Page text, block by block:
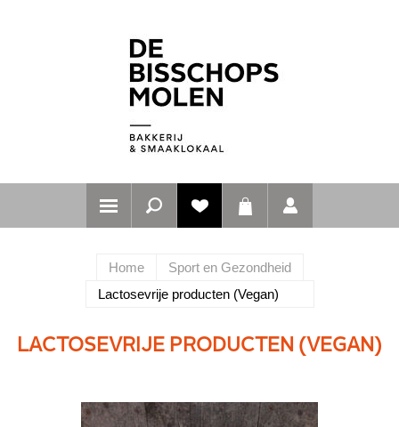
Home
Sport en Gezondheid
Lactosevrije producten (Vegan)
LACTOSEVRIJE PRODUCTEN (VEGAN)